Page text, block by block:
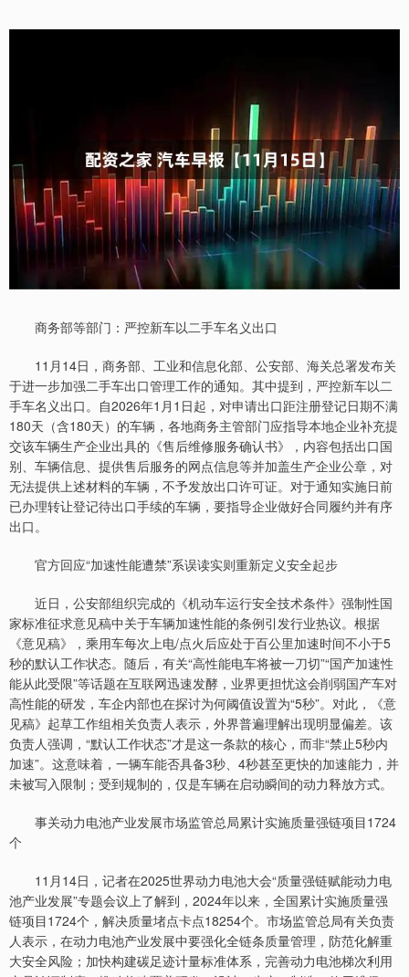
商务部等部门：严控新车以二手车名义出口
11月14日，商务部、工业和信息化部、公安部、海关总署发布关
于进一步加强二手车出口管理工作的通知。其中提到，严控新车以二
手车名义出口。自2026年1月1日起，对申请出口距注册登记日期不满
180天（含180天）的车辆，各地商务主管部门应指导本地企业补充提
交该车辆生产企业出具的《售后维修服务确认书》，内容包括出口国
别、车辆信息、提供售后服务的网点信息等并加盖生产企业公章，对
无法提供上述材料的车辆，不予发放出口许可证。对于通知实施日前
已办理转让登记待出口手续的车辆，要指导企业做好合同履约并有序
出口。
官方回应“加速性能遭禁”系误读实则重新定义安全起步
近日，公安部组织完成的《机动车运行安全技术条件》强制性国
家标准征求意见稿中关于车辆加速性能的条例引发行业热议。根据
《意见稿》，乘用车每次上电/点火后应处于百公里加速时间不小于5
秒的默认工作状态。随后，有关“高性能电车将被一刀切”“国产加速性
能从此受限”等话题在互联网迅速发酵，业界更担忧这会削弱国产车对
高性能的研发，车企内部也在探讨为何阈值设置为“5秒”。对此，《意
见稿》起草工作组相关负责人表示，外界普遍理解出现明显偏差。该
负责人强调，“默认工作状态”才是这一条款的核心，而非“禁止5秒内
加速”。这意味着，一辆车能否具备3秒、4秒甚至更快的加速能力，并
未被写入限制；受到规制的，仅是车辆在启动瞬间的动力释放方式。
事关动力电池产业发展市场监管总局累计实施质量强链项目1724
个
11月14日，记者在2025世界动力电池大会“质量强链赋能动力电
池产业发展”专题会议上了解到，2024年以来，全国累计实施质量强
链项目1724个，解决质量堵点卡点18254个。市场监管总局有关负责
人表示，在动力电池产业发展中要强化全链条质量管理，防范化解重
大安全风险；加快构建碳足迹计量标准体系，完善动力电池梯次利用